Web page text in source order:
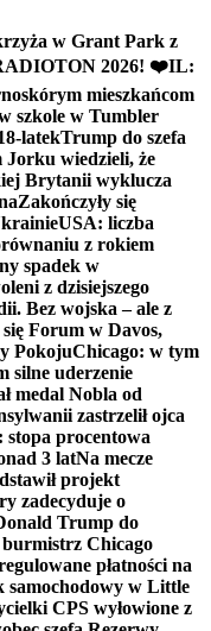
w Grant Park z
2026! ❤️IL:
mieszkańcom
szkole w Tumbler
latekTrump do szefa
Jorku wiedzieli, że
Brytanii wyklucza
Zakończyły się
USA: liczba
z rokiem
spadek w
z dzisiejszego
Bez wojska – ale z
się Forum w Davos,
PokojuChicago: w tym
silne uderzenie
medal Nobla od
zastrzelił ojca
stopa procentowa
3 latNa mecze
projekt
zadecyduje o
Trump do
burmistrz Chicago
płatności na
samochodowy w Little
CPS wyłowione z